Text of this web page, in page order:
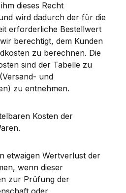
dieses Recht
wird dadurch der für die
erforderliche Bestellwert
berechtigt, dem Kunden
zu berechnen. Die
sind der Tabelle zu
und
zu entnehmen.
Kosten der
etwaigen Wertverlust der
wenn dieser
zur Prüfung der
oder